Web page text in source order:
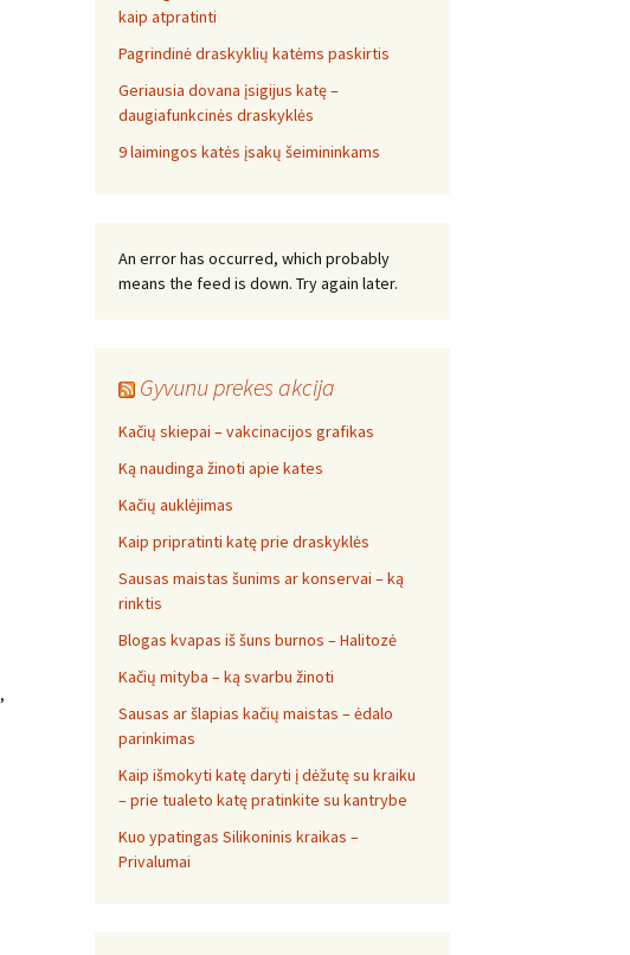
,
kaip atpratinti
Pagrindinė draskyklių katėms paskirtis
Geriausia dovana įsigijus katę –
daugiafunkcinės draskyklės
9 laimingos katės įsakų šeimininkams
An error has occurred, which probably
means the feed is down. Try again later.
Gyvunu prekes akcija
Kačių skiepai – vakcinacijos grafikas
Ką naudinga žinoti apie kates
Kačių auklėjimas
Kaip pripratinti katę prie draskyklės
Sausas maistas šunims ar konservai – ką
rinktis
Blogas kvapas iš šuns burnos – Halitozė
Kačių mityba – ką svarbu žinoti
Sausas ar šlapias kačių maistas – ėdalo
parinkimas
Kaip išmokyti katę daryti į dėžutę su kraiku
– prie tualeto katę pratinkite su kantrybe
Kuo ypatingas Silikoninis kraikas –
Privalumai